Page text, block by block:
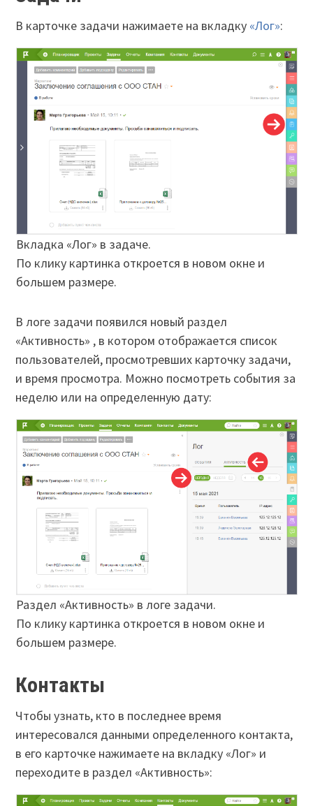
В карточке задачи нажимаете на вкладку «Лог»:
Вкладка «Лог» в задаче.
По клику картинка откроется в новом окне и
большем размере.
В логе задачи появился новый раздел
«Активность» , в котором отображается список
пользователей, просмотревших карточку задачи,
и время просмотра. Можно посмотреть события за
неделю или на определенную дату:
Раздел «Активность» в логе задачи.
По клику картинка откроется в новом окне и
большем размере.
Контакты
Чтобы узнать, кто в последнее время
интересовался данными определенного контакта,
в его карточке нажимаете на вкладку «Лог» и
переходите в раздел «Активность»: